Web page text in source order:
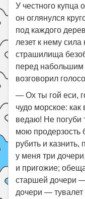
У честного купца
он оглянулся
под каждого
лезет к нему
страшилища
перед
возговорил
— Ох ты гой еси,
чудо морское:
ведаю! Не погуби
мою продерзость
рубить и
у меня три
и пригожие;
старшей дочери
дочери —